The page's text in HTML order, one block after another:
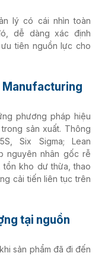
lý có cái nhìn toàn
dễ dàng xác định
tiên nguồn lực cho
Manufacturing
phương pháp hiệu
sản xuất. Thông
Six Sigma; Lean
nguyên nhân gốc rễ
tồn kho dư thừa, thao
cải tiến liên tục trên
tại nguồn
sản phẩm đã đi đến